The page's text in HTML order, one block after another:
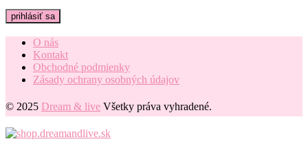
O nás
Kontakt
Obchodné podmienky
Zásady ochrany osobných údajov
© 2025 Dream & live Všetky práva vyhradené.